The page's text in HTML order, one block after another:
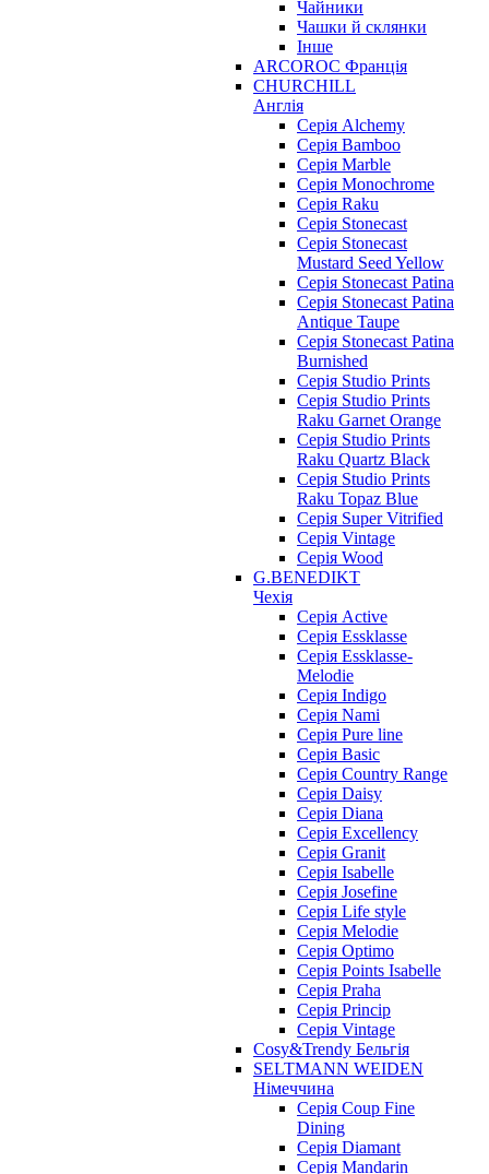
Чайники
Чашки й склянки
Інше
ARCOROC Франція
CHURCHILL
Англія
Серія Alchemy
Серія Bamboo
Серія Marble
Серія Monochrome
Серія Raku
Серія Stonecast
Серія Stonecast
Mustard Seed Yellow
Серія Stonecast Patina
Серія Stonecast Patina
Antique Taupe
Серія Stonecast Patina
Burnished
Серія Studio Prints
Серія Studio Prints
Raku Garnet Orange
Серія Studio Prints
Raku Quartz Black
Серія Studio Prints
Raku Topaz Blue
Серія Super Vitrified
Серія Vintage
Серія Wood
G.BENEDIKT
Чехія
Cерія Active
Cерія Essklasse
Cерія Essklasse-
Melodie
Cерія Indigo
Cерія Nami
Cерія Pure line
Серія Basic
Серія Country Range
Серія Daisy
Серія Diana
Серія Excellency
Серія Granit
Серія Isabelle
Серія Josefine
Серія Life style
Серія Melodie
Серія Optimo
Серія Points Isabelle
Серія Praha
Серія Princip
Серія Vintage
Cosy&Trendy Бельгія
SELTMANN WEIDEN
Німеччина
Cерія Coup Fine
Dining
Cерія Diamant
Cерія Mandarin